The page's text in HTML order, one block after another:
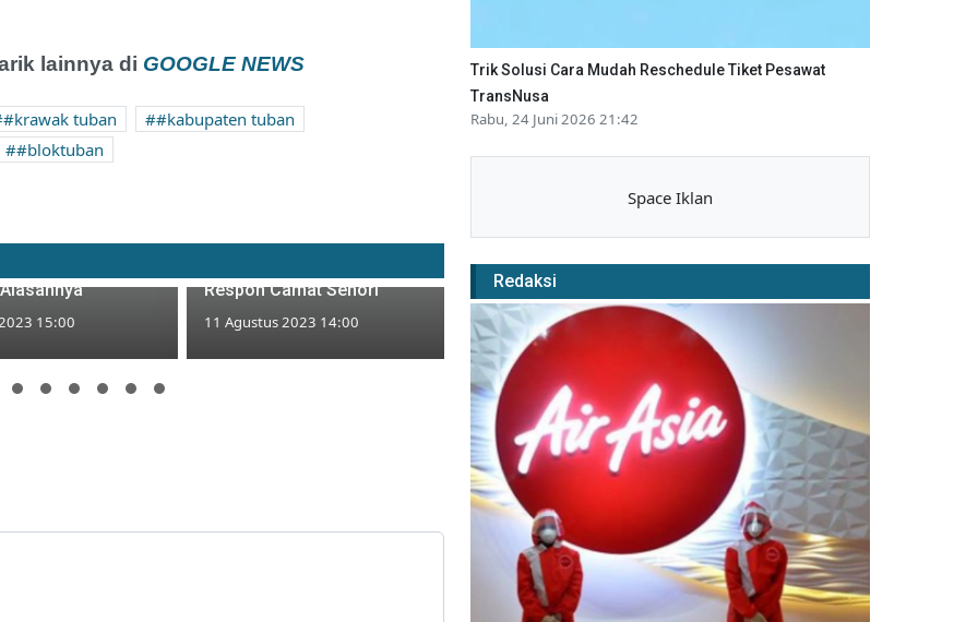
lainnya di GOOGLE NEWS
#krawak tuban
#kabupaten tuban
#bloktuban
15:00
Respon Camat Senori
11 Agustus 2023 14:00
Trik Solusi Cara Mudah Reschedule Tiket Pesawat
TransNusa
Rabu, 24 Juni 2026 21:42
Space Iklan
Redaksi